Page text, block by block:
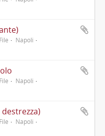
File
Napoli
File
Napoli
File
Napoli